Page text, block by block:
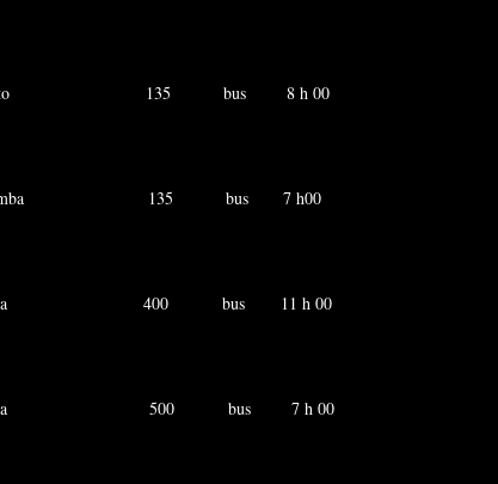
Toroto 135 bus 8 h 00
135 bus 7 h00
Sajama 400 bus 11 h 00
500 bus 7 h 00